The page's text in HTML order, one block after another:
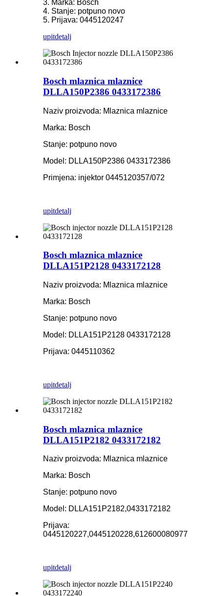
3. Marka: Bosch
4. Stanje: potpuno novo
5. Prijava: 0445120247
upitdetalj
Bosch mlaznica mlaznice
DLLA150P2386 0433172386
Naziv proizvoda: Mlaznica mlaznice
Marka: Bosch
Stanje: potpuno novo
Model: DLLA150P2386 0433172386
Primjena: injektor 0445120357/072
upitdetalj
Bosch mlaznica mlaznice
DLLA151P2128 0433172128
Naziv proizvoda: Mlaznica mlaznice
Marka: Bosch
Stanje: potpuno novo
Model: DLLA151P2128 0433172128
Prijava: 0445110362
upitdetalj
Bosch mlaznica mlaznice
DLLA151P2182 0433172182
Naziv proizvoda: Mlaznica mlaznice
Marka: Bosch
Stanje: potpuno novo
Model: DLLA151P2182,0433172182
Prijava:
0445120227,0445120228,612600080977
upitdetalj